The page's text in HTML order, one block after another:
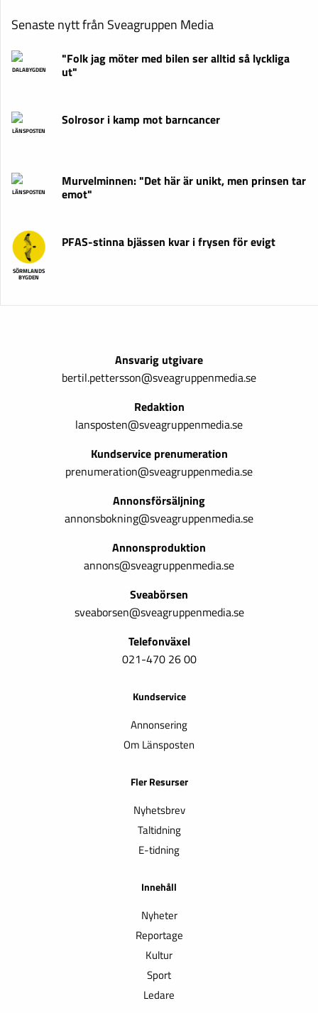
Senaste nytt från Sveagruppen Media
DALABYGDEN
"Folk jag möter med bilen ser alltid så lyckliga
ut"
LÄNSPOSTEN
Solrosor i kamp mot barncancer
LÄNSPOSTEN
Murvelminnen: "Det här är unikt, men prinsen tar
emot"
SÖRMLANDS
BYGDEN
PFAS-stinna bjässen kvar i frysen för evigt
Ansvarig utgivare
bertil.pettersson@sveagruppenmedia.se
Redaktion
lansposten@sveagruppenmedia.se
Kundservice prenumeration
prenumeration@sveagruppenmedia.se
Annonsförsäljning
annonsbokning@sveagruppenmedia.se
Annonsproduktion
annons@sveagruppenmedia.se
Sveabörsen
sveaborsen@sveagruppenmedia.se
Telefonväxel
021-470 26 00
Kundservice
Annonsering
Om Länsposten
Fler Resurser
Nyhetsbrev
Taltidning
E-tidning
Innehåll
Nyheter
Reportage
Kultur
Sport
Ledare